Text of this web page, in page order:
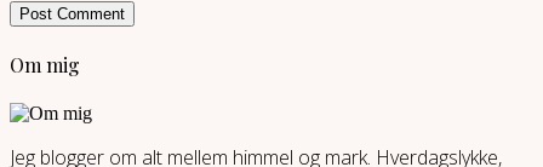
Om mig
Jeg blogger om alt mellem himmel og mark. Hverdagslykke,